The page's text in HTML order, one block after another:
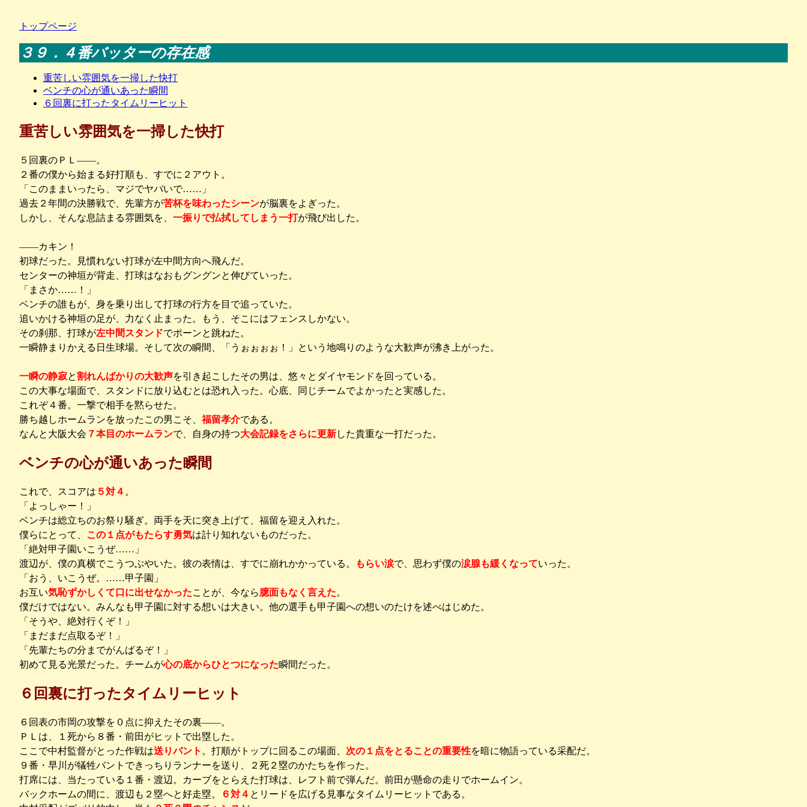
トップページ
３９．４番バッターの存在感
重苦しい雰囲気を一掃した快打
ベンチの心が通いあった瞬間
６回裏に打ったタイムリーヒット
重苦しい雰囲気を一掃した快打
５回裏のＰＬ――。
２番の僕から始まる好打順も、すでに２アウト。
「このままいったら、マジでヤバいで……」
過去２年間の決勝戦で、先輩方が苦杯を味わったシーンが脳裏をよぎった。
しかし、そんな息詰まる雰囲気を、 一振りで払拭してしまう一打が飛び出した。
――カキン！
初球だった。見慣れない打球が左中間方向へ飛んだ。
センターの神垣が背走、打球はなおもグングンと伸びていった。
「まさか……！」
ベンチの誰もが、身を乗り出して打球の行方を目で追っていた。
追いかける神垣の足が、力なく止まった。もう、そこにはフェンスしかない。
その刹那、打球が左中間スタンドでポーンと跳ねた。
一瞬静まりかえる日生球場。そして次の瞬間、「うぉぉぉぉ！」という地鳴りのような大歓声が沸き上がった。
一瞬の静寂と割れんばかりの大歓声を引き起こしたその男は、悠々とダイヤモンドを回っている。
この大事な場面で、スタンドに放り込むとは恐れ入った。心底、同じチームでよかったと実感した。
これぞ４番。一撃で相手を黙らせた。
勝ち越しホームランを放ったこの男こそ、福留孝介である。
なんと大阪大会 ７本目のホームランで、自身の持つ大会記録をさらに更新した貴重な一打だった。
ベンチの心が通いあった瞬間
これで、スコアは ５対４ 。
「よっしゃー！」
ベンチは総立ちのお祭り騒ぎ。両手を天に突き上げて、福留を迎え入れた。
僕らにとって、 この１点がもたらす勇気は計り知れないものだった。
「絶対甲子園いこうぜ……」
渡辺が、僕の真横でこうつぶやいた。彼の表情は、すでに崩れかかっている。
もらい涙で、思わず僕の涙腺も緩くなっていった。
「おう、いこうぜ。……甲子園」
お互い気恥ずかしくて口に出せなかったことが、今なら臆面もなく言えた。
僕だけではない。みんなも甲子園に対する想いは大きい。他の選手も甲子園への想いのたけを述べはじめた。
「そうや、絶対行くぞ！」
「まだまだ点取るぞ！」
「先輩たちの分までがんばるぞ！」
初めて見る光景だった。チームが心の底からひとつになった瞬間だった。
６回裏に打ったタイムリーヒット
６回表の市岡の攻撃を０点に抑えたその裏――。
ＰＬは、１死から８番・前田がヒットで出塁した。
ここで中村監督がとった作戦は送りバント 。打順がトップに回るこの場面、 次の１点をとることの重要性を暗に物語っている采配だ。
９番・早川が犠牲バントできっちりランナーを送り、２死２塁のかたちを作った。
打席には、当たっている１番・渡辺。カーブをとらえた打球は、レフト前で弾んだ。前田が懸命の走りでホームイン。
バックホームの間に、渡辺も２塁へと好走塁。
６対４ とリードを広げる見事なタイムリーヒットである。